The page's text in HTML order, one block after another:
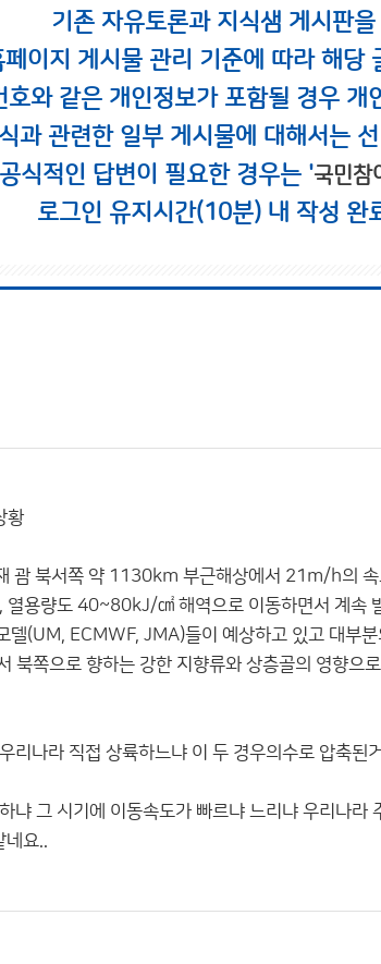
기존 자유토론과 지식샘 게시판
페이지 게시물 관리 기준에 따라 해당
와 같은 개인정보가 포함될 경우
과 관련한 일부 게시물에 대해서는
식적인 답변이 필요한 경우는 '국민참
로그인 유지시간(10분) 내 작성 완
황
괌 북서쪽 약 1130km 부근해상에서 21m/h의
용량도 40~80kJ/㎠ 해역으로 이동하면서 계속
델(UM, ECMWF, JMA)들이 예상하고 있고 대부
북쪽으로 향하는 강한 지향류와 상층골의 영향으
리나라 직접 상륙하느냐 이 두 경우의수로 압축된
냐 그 시기에 이동속도가 빠르냐 느리냐 우리나
네요..